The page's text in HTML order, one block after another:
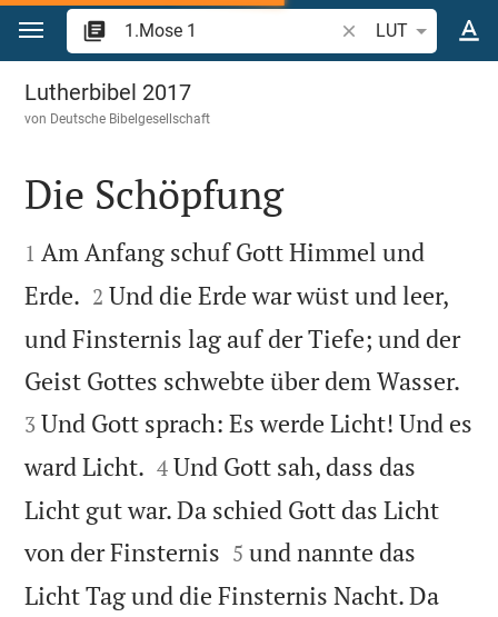
Zum Inhalt springen
Bibelstelle oder
LUT
1.Mose 1
Lutherbibel 2017
von Deutsche Bibelgesellschaft

Die Schöpfung

1 Am Anfang schuf Gott Himmel und
Erde. 

2 Und die Erde war wüst und leer,
und Finsternis lag auf der Tiefe; und der
Geist Gottes schwebte über dem Wasser.
3 Und Gott sprach: Es werde Licht! Und es
ward Licht. 

4 Und Gott sah, dass das
Licht gut war. Da schied Gott das Licht
von der Finsternis 

5 und nannte das
Licht Tag und die Finsternis Nacht. Da